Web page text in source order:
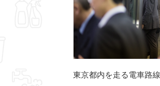
東京都内を走る電車路